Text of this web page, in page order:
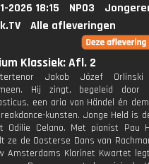
2026 18:15 NPO3
Alle afleveringen
Klassiek: Afl. 2
Jakob Józef
Hij zingt, begeleid door
een aria van Händel én
kunsten. Jonge Held is
Odilie Celano. Met pianist Pau
ze de Oosterse Dans van
Amsterdams Klarinet Kwartet